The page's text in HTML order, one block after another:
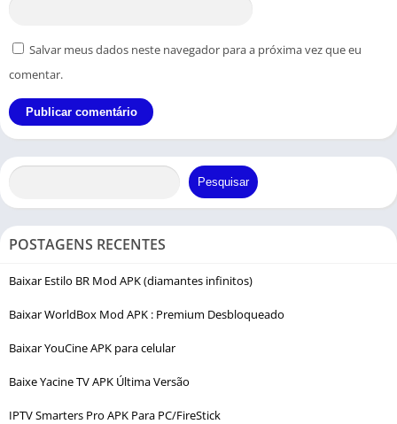
Salvar meus dados neste navegador para a próxima vez que eu
comentar.
Pesquisar
POSTAGENS RECENTES
Baixar Estilo BR Mod APK (diamantes infinitos)
Baixar WorldBox Mod APK : Premium Desbloqueado
Baixar YouCine APK para celular
Baixe Yacine TV APK Última Versão
IPTV Smarters Pro APK Para PC/FireStick